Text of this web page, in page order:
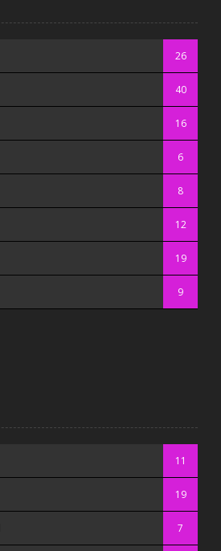
26
40
16
6
8
12
19
9
11
19
7